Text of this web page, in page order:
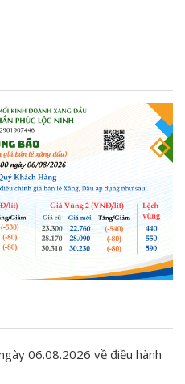
06.08.2026 về điều hành